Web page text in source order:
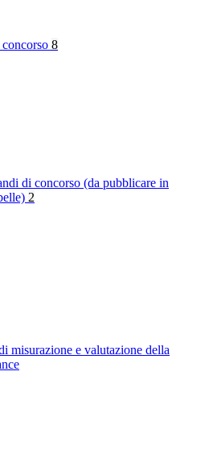
8
di concorso (da pubblicare in
2
misurazione e valutazione della